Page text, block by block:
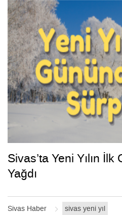
Sivas Haber
sivas yeni yıl
Sivas’ta Yeni Yılın
Yağdı